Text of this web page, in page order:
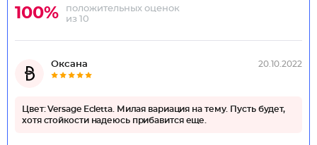
100%
положительных оценок
из 10
Оксана 20.10.2022
Цвет: Versage Еcletta. Милая вариация на тему. Пусть будет,
хотя стойкости надеюсь прибавится еще.